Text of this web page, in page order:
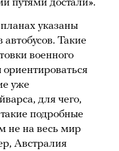
путями достали».
указаны
Такие
военного
уже
для чего,
подробные
не на весь мир
Австралия